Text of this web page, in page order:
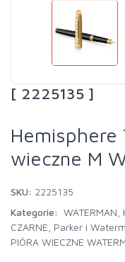
[ 2225135 ]
wieczne M
SKU: 2225135
Kategorie: WATERMAN
CZARNE Parker i
PIÓRA WIECZNE